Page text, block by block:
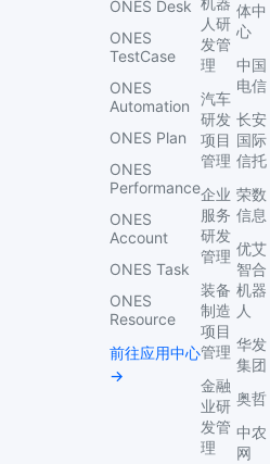
ONES Desk
ONES
TestCase
ONES
Automation
ONES Plan
ONES
Performance
ONES
Account
ONES Task
ONES
Resource
前往应用中心
→
人研
发管
理
汽车
研发
项目
管理
企业
服务
研发
管理
装备
制造
项目
管理
金融
业研
发管
理
体中
心
中国
电信
长安
国际
信托
荣数
信息
优艾
智合
机器
人
华发
集团
奥哲
中农
网